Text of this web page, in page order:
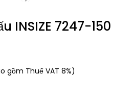
INSIZE 7247-150
gồm Thuế VAT 8%)